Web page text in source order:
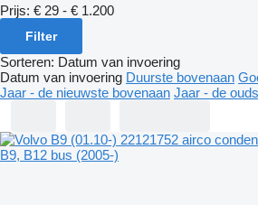
Prijs: € 29 - € 1.200
Filter
Sorteren: Datum van invoering
Datum van invoering Duurste bovenaan
Jaar - de nieuwste bovenaan Jaar - de